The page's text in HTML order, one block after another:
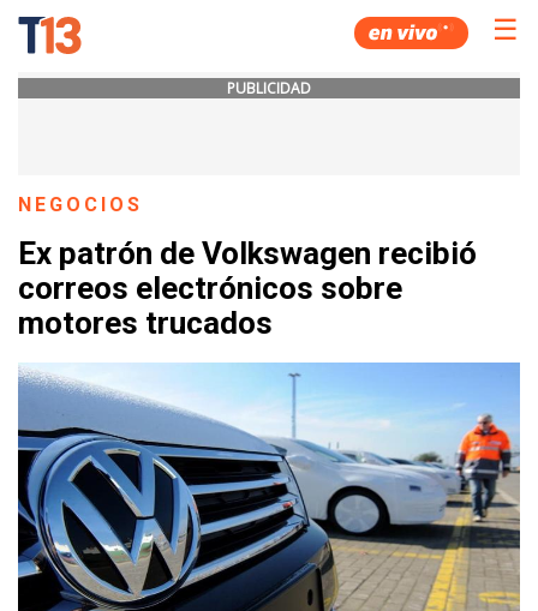
☰
PUBLICIDAD
NEGOCIOS
Ex patrón de Volkswagen recibió
correos electrónicos sobre
motores trucados